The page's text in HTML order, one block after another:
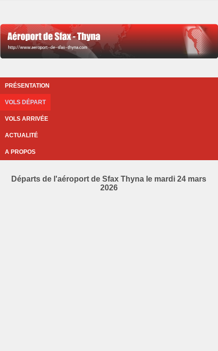
PRÉSENTATION
VOLS DÉPART
VOLS ARRIVÉE
ACTUALITÉ
A PROPOS
Départs de l'aéroport de Sfax Thyna le mardi 24 mars
2026